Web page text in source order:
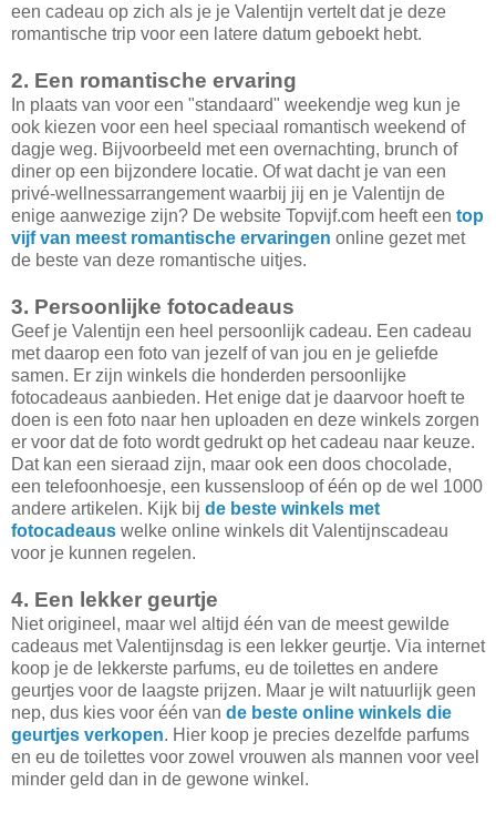
een cadeau op zich als je je Valentijn vertelt dat je deze
romantische trip voor een latere datum geboekt hebt.
2. Een romantische ervaring
In plaats van voor een "standaard" weekendje weg kun je
ook kiezen voor een heel speciaal romantisch weekend of
dagje weg. Bijvoorbeeld met een overnachting, brunch of
diner op een bijzondere locatie. Of wat dacht je van een
privé-wellnessarrangement waarbij jij en je Valentijn de
enige aanwezige zijn? De website Topvijf.com heeft een top
vijf van meest romantische ervaringen online gezet met
de beste van deze romantische uitjes.
3. Persoonlijke fotocadeaus
Geef je Valentijn een heel persoonlijk cadeau. Een cadeau
met daarop een foto van jezelf of van jou en je geliefde
samen. Er zijn winkels die honderden persoonlijke
fotocadeaus aanbieden. Het enige dat je daarvoor hoeft te
doen is een foto naar hen uploaden en deze winkels zorgen
er voor dat de foto wordt gedrukt op het cadeau naar keuze.
Dat kan een sieraad zijn, maar ook een doos chocolade,
een telefoonhoesje, een kussensloop of één op de wel 1000
andere artikelen. Kijk bij de beste winkels met
fotocadeaus welke online winkels dit Valentijnscadeau
voor je kunnen regelen.
4. Een lekker geurtje
Niet origineel, maar wel altijd één van de meest gewilde
cadeaus met Valentijnsdag is een lekker geurtje. Via internet
koop je de lekkerste parfums, eu de toilettes en andere
geurtjes voor de laagste prijzen. Maar je wilt natuurlijk geen
nep, dus kies voor één van de beste online winkels die
geurtjes verkopen. Hier koop je precies dezelfde parfums
en eu de toilettes voor zowel vrouwen als mannen voor veel
minder geld dan in de gewone winkel.